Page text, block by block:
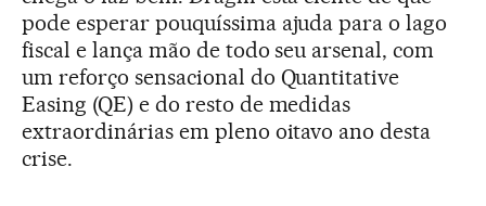
pode esperar pouquíssima ajuda para o lago
fiscal e lança mão de todo seu arsenal, com
um reforço sensacional do Quantitative
Easing (QE) e do resto de medidas
extraordinárias em pleno oitavo ano desta
crise.